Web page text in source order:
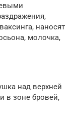
наносят
молочка,
над верхней
в зоне бровей,